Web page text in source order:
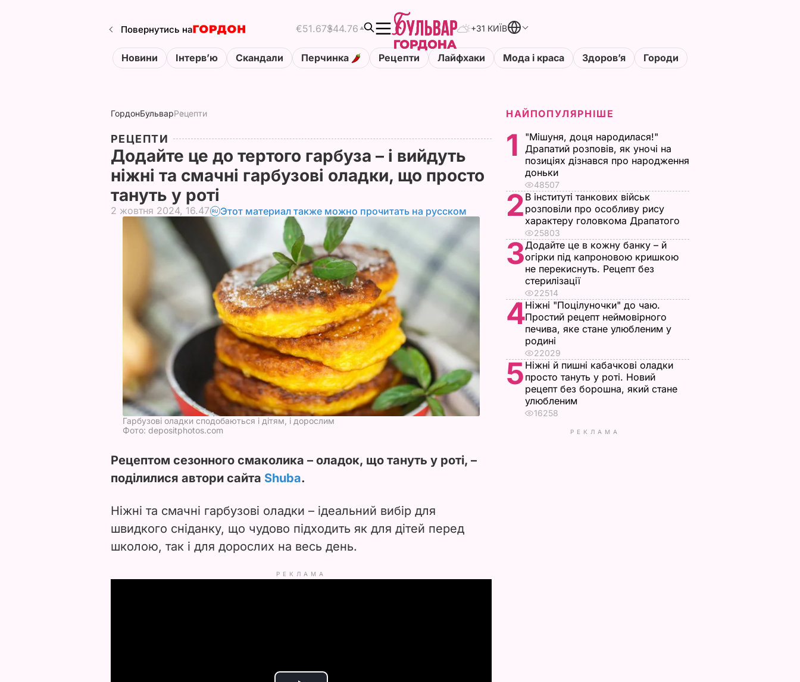
Повернутись на €51.67$44.76 +31 КИЇВ
Новини Інтервʼю Скандали Перчинка Рецепти Лайфхаки Мода і краса Здоровʼя Городи
ГордонБульварРецепти
РЕЦЕПТИ
Додайте це до тертого гарбуза – і вийдуть
ніжні та смачні гарбузові оладки, що просто
тануть у роті
2 жовтня 2024, 16.47 Этот материал также можно прочитать на русском
Гарбузові оладки сподобаються і дітям, і дорослим
Фото: depositphotos.com
Рецептом сезонного смаколика – оладок, що тануть у роті, –
поділилися автори сайта Shuba.
Ніжні та смачні гарбузові оладки – ідеальний вибір для
швидкого сніданку, що чудово підходить як для дітей перед
школою, так і для дорослих на весь день.
РЕКЛАМА
НАЙПОПУЛЯРНІШЕ
1
"Мішуня, доця народилася!"
Драпатий розповів, як уночі на
позиціях дізнався про народження
доньки
48507
2 В інституті танкових військ
розповіли про особливу рису
характеру головкома Драпатого
25803
3Додайте це в кожну банку – й
огірки під капроновою кришкою
не перекиснуть. Рецепт без
стерилізації
22514
4Ніжні "Поцілуночки" до чаю.
Простий рецепт неймовірного
печива, яке стане улюбленим у
родині
22029
5 Ніжні й пишні кабачкові оладки
просто тануть у роті. Новий
рецепт без борошна, який стане
улюбленим
16258
РЕКЛАМА